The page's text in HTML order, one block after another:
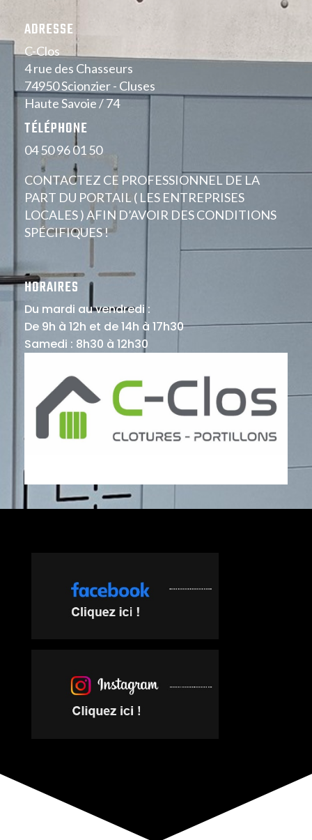
ADRESSE
C-Clos
4 rue des Chasseurs
74950 Scionzier - Cluses
Haute Savoie / 74
TÉLÉPHONE
04 50 96 01 50
CONTACTEZ CE PROFESSIONNEL DE LA
PART DU PORTAIL ( LES ENTREPRISES
LOCALES ) AFIN D’AVOIR DES CONDITIONS
SPÉCIFIQUES !
HORAIRES
Du mardi au vendredi :
De 9h à 12h et de 14h à 17h30
Samedi : 8h30 à 12h30